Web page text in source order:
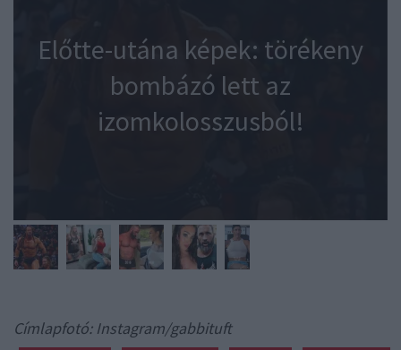
Előtte-utána képek: törékeny
bombázó lett az
izomkolosszusból!
Címlapfotó: Instagram/gabbituft